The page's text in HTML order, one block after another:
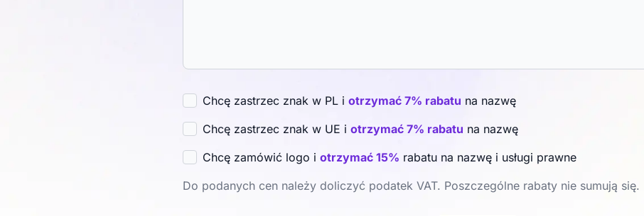
Chcę zastrzec znak w PL i otrzymać 7% rabatu na nazwę
Chcę zastrzec znak w UE i otrzymać 7% rabatu na nazwę
Chcę zamówić logo i otrzymać 15% rabatu na nazwę i usługi prawne
Do podanych cen należy doliczyć podatek VAT. Poszczególne rabaty nie sumują się.